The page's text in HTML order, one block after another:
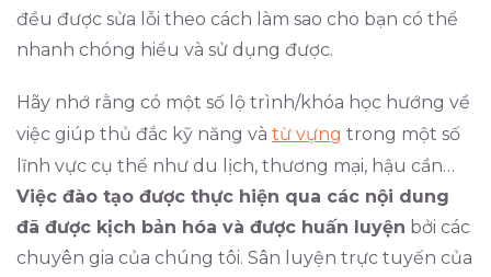
đều được sửa lỗi theo cách làm sao cho bạn có thể
nhanh chóng hiểu và sử dụng được.
Hãy nhớ rằng có một số lộ trình/khóa học hướng về
việc giúp thủ đắc kỹ năng và từ vựng trong một số
lĩnh vực cụ thể như du lịch, thương mại, hậu cần…
Việc đào tạo được thực hiện qua các nội dung
đã được kịch bản hóa và được huấn luyện bởi các
chuyên gia của chúng tôi. Sân luyện trực tuyến của